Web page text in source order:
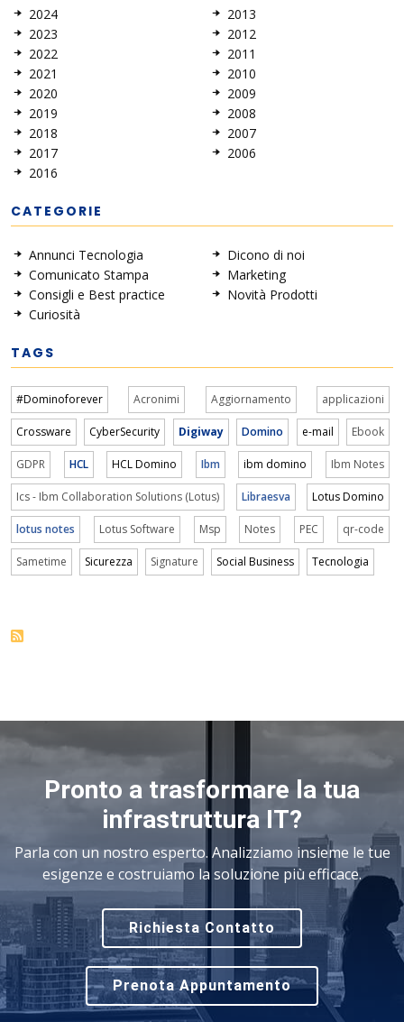
2024
2023
2022
2021
2020
2019
2018
2017
2016
2013
2012
2011
2010
2009
2008
2007
2006
CATEGORIE
Annunci Tecnologia
Comunicato Stampa
Consigli e Best practice
Curiosità
Dicono di noi
Marketing
Novità Prodotti
TAGS
#Dominoforever Acronimi Aggiornamento applicazioni
Crossware CyberSecurity Digiway Domino e-mail Ebook
GDPR HCL HCL Domino Ibm ibm domino Ibm Notes
Ics - Ibm Collaboration Solutions (Lotus) Libraesva Lotus Domino
lotus notes Lotus Software Msp Notes PEC qr-code
Sametime Sicurezza Signature Social Business Tecnologia
Pronto a trasformare la tua
infrastruttura IT?
Parla con un nostro esperto. Analizziamo insieme le tue
esigenze e costruiamo la soluzione più efficace.
Richiesta Contatto
Prenota Appuntamento